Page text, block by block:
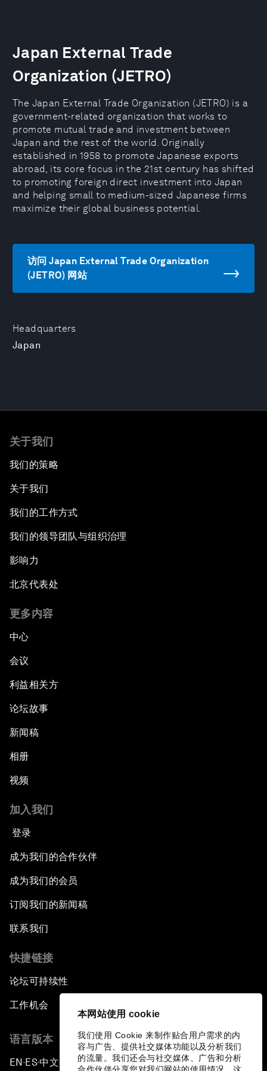
本网站使用 cookie
我们使用 Cookie 来制作贴合用户需求的内
容与广告、提供社交媒体功能以及分析我们
的流量。我们还会与社交媒体、广告和分析
Headquarters
Japan
Japan External Trade
Organization (JETRO)
The Japan External Trade Organization (JETRO) is a
government-related organization that works to
promote mutual trade and investment between
Japan and the rest of the world. Originally
established in 1958 to promote Japanese exports
abroad, its core focus in the 21st century has shifted
to promoting foreign direct investment into Japan
and helping small to medium-sized Japanese firms
maximize their global business potential.
访问 Japan External Trade Organization
(JETRO) 网站
关于我们
我们的策略
关于我们
我们的工作方式
我们的领导团队与组织治理
影响力
北京代表处
更多内容
中心
会议
利益相关方
论坛故事
新闻稿
相册
视频
加入我们
登录
成为我们的合作伙伴
成为我们的会员
订阅我们的新闻稿
联系我们
快捷链接
论坛可持续性
工作机会
语言版本
EN ▪ES▪中文▪ 日本語